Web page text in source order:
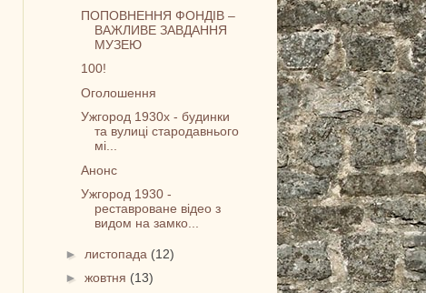
ПОПОВНЕННЯ ФОНДІВ –
ВАЖЛИВЕ ЗАВДАННЯ
МУЗЕЮ
100!
Оголошення
Ужгород 1930х - будинки
та вулиці стародавнього
мі...
Анонс
Ужгород 1930 -
реставроване відео з
видом на замко...
► листопада (12)
►жовтня (13)